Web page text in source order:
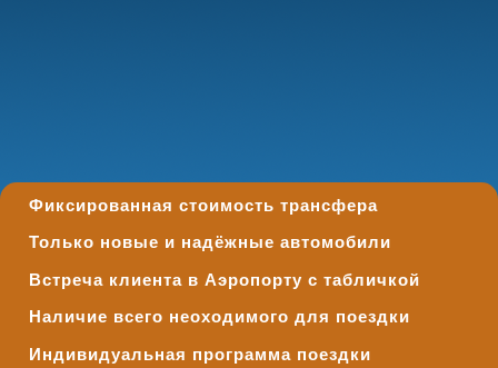
Фиксированная стоимость трансфера
Только новые и надёжные автомобили
Встреча клиента в Аэропорту с табличкой
Наличие всего неоходимого для поездки
Индивидуальная программа поездки